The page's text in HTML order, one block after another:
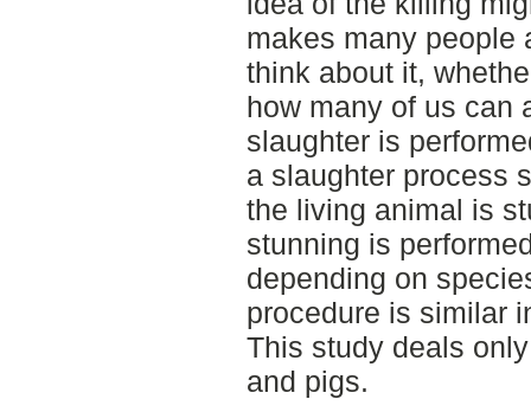
makes many people
think about it,
how many of us can
slaughter is
a slaughter process
the living animal is
stunning is
depending on
procedure is similar
This study deals
and pigs.